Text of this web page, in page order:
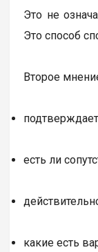
Это не
Это способ
Второе
есть ли
какие есть